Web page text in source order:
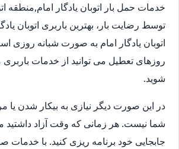
خدمات حمل بار اتوبان یادگار امام,منطقه
توسط رضایت بار، بهترین باربری اتوبان
اتوبان یادگار امام به صورت شبانه روزی
روزهای تعطیل می توانید از خدمات باربری
شوید.
در این صورت دیگر نیازی به بیکار شدن
شما نیست. هر زمانی که وقت آزاد داشتید
جابجایی خود برنامه ریزی کنید. با خدمات